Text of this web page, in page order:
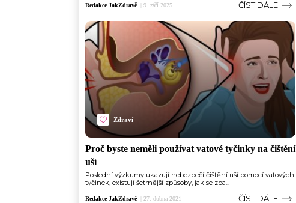
Redakce JakZdravě 9. září 2025 ČÍST DÁLE
Zdraví
Proč byste neměli používat vatové tyčinky na čištění
uší
Poslední výzkumy ukazují nebezpečí čištění uší pomocí vatových
tyčinek, existují šetrnější způsoby, jak se zba...
Redakce JakZdravě 27. dubna 2021 ČÍST DÁLE